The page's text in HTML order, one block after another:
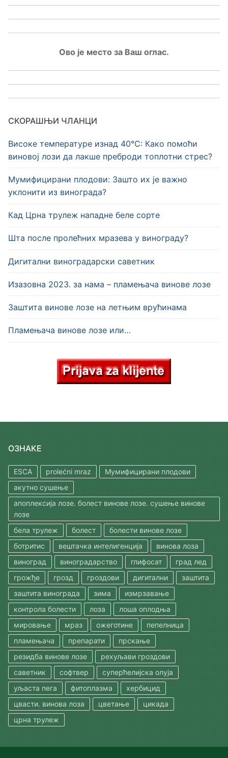
Ово је место за Ваш оглас.
СКОРАШЊИ ЧЛАНЦИ
Високе температуре изнад 40°C: Како помоћи
виновој лози да лакше преброди топлотни стрес?
Мумифицирани плодови: Зашто их је важно
уклонити из винограда?
Кад Црна трулеж нападне беле сорте
Шта после пролећних мразева у винограду?
Дигитални виноградарски саветник
Изазовна 2023. за нама – пламењача винове лозе
Заштита винове лозе на летњим врућинама
Пламењача винове лозе или…
ОЗНАКЕ
ESCA prolećni mraz
Мумифицирани плодови
акутно сушење
апоплексија лозе. болест винове лозе. сушење винове
лозе
бела трулеж
болест
болести винове лозе
ботритис
вештачка интелигенција
винова лоза
виноград
виноградарство глифосат
град лед
грожђе
грозд гроздови дигитални
заштита
заштита винограда
зима
измрзавање
контрола болести
лоза
лоша оплодња
мировање
мраз ожеготине
пепелница
пламењача
препарати
прскање
резидба винове лозе
рехуљави гроздови
саветник
софтвер
суперћелијска олуја
уљаста пега
фитоплазма
хербицид
цвасти. винова лоза
цветање
цикада
црна трулеж